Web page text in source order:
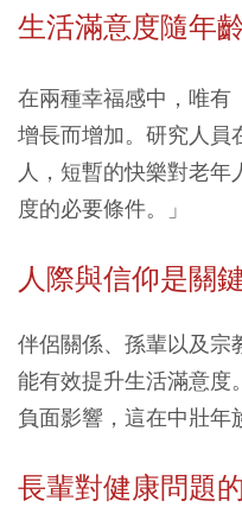
生活滿意度隨年
在兩種幸福感中，唯有
增長而增加。研究人員
人，短暫的快樂對老
度的必要條件。」
人際與信仰是關
伴侶關係、孫輩以及宗
能有效提升生活滿意度
負面影響，這在中壯年
長輩對健康問題